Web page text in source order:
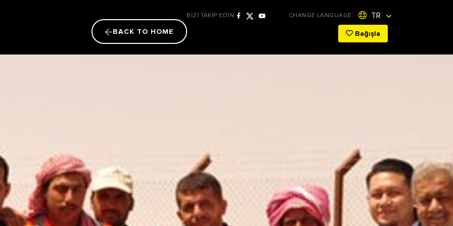
BİZİ TAKİP EDİN CHANGE LANGUAGE: TR
BACK TO HOME Bağışla
Vakfı